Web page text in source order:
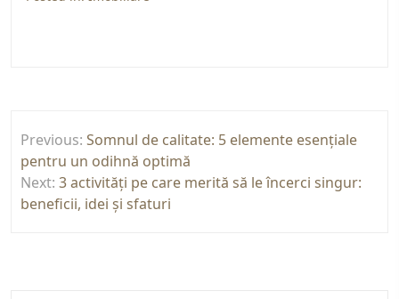
în
articole
Previous: Somnul de calitate: 5 elemente esențiale
pentru un odihnă optimă
Next: 3 activități pe care merită să le încerci singur:
beneficii, idei și sfaturi